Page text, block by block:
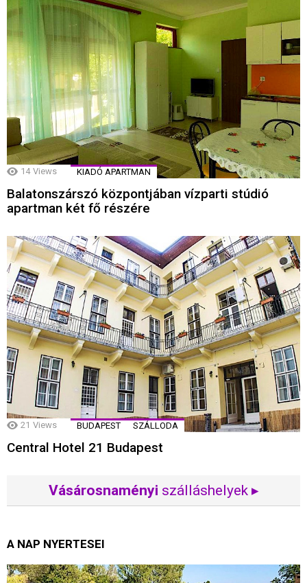
14 Views KIADÓ APARTMAN
Balatonszárszó központjában vízparti stúdió
apartman két fő részére
21 Views BUDAPEST SZÁLLODA
Central Hotel 21 Budapest
Vásárosnaményi szálláshelyek ▸
A NAP NYERTESEI